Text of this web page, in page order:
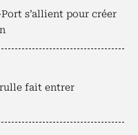
s’allient pour créer
fait entrer